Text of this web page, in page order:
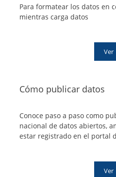
Para formatear los datos en
mientras carga datos
Ver
Cómo publicar datos
Conoce paso a paso como
nacional de datos abiertos,
estar registrado en el portal
Ver